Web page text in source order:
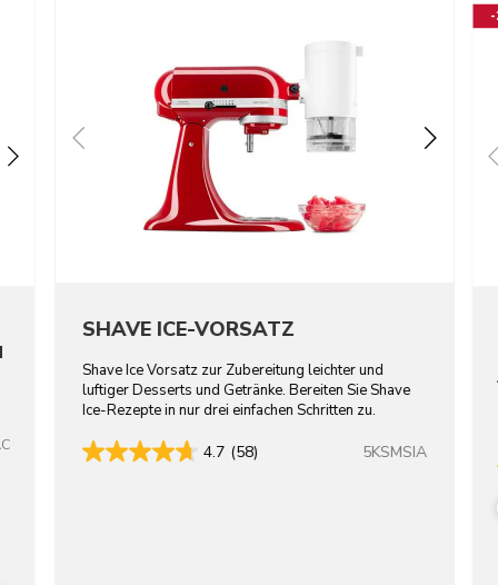
SHAVE ICE-VORSATZ
Shave Ice Vorsatz zur Zubereitung leichter und
luftiger Desserts und Getränke. Bereiten Sie Shave
Ice-Rezepte in nur drei einfachen Schritten zu.
4.7 (58) 5KSMSIA
-